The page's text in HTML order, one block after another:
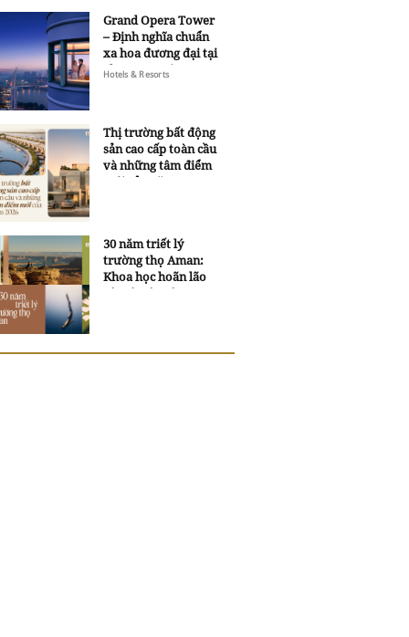
Grand Opera Tower
– Định nghĩa chuẩn
xa hoa đương đại tại
Sheraton Saigon
Hotels & Resorts
Thị trường bất động
sản cao cấp toàn cầu
và những tâm điểm
mới của năm 2026
30 năm triết lý
trường thọ Aman:
Khoa học hoãn lão
và trí tuệ ngàn xưa